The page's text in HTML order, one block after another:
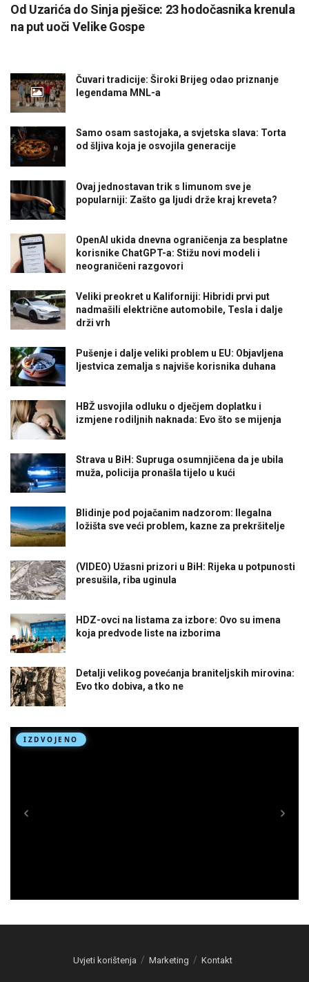
Od Uzarića do Sinja pješice: 23 hodočasnika krenula
na put uoči Velike Gospe
Čuvari tradicije: Široki Brijeg odao priznanje
legendama MNL-a
Samo osam sastojaka, a svjetska slava: Torta
od šljiva koja je osvojila generacije
Ovaj jednostavan trik s limunom sve je
popularniji: Zašto ga ljudi drže kraj kreveta?
OpenAI ukida dnevna ograničenja za besplatne
korisnike ChatGPT-a: Stižu novi modeli i
neograničeni razgovori
Veliki preokret u Kaliforniji: Hibridi prvi put
nadmašili električne automobile, Tesla i dalje
drži vrh
Pušenje i dalje veliki problem u EU: Objavljena
ljestvica zemalja s najviše korisnika duhana
HBŽ usvojila odluku o dječjem doplatku i
izmjene rodiljnih naknada: Evo što se mijenja
Strava u BiH: Supruga osumnjičena da je ubila
muža, policija pronašla tijelo u kući
Blidinje pod pojačanim nadzorom: Ilegalna
ložišta sve veći problem, kazne za prekršitelje
(VIDEO) Užasni prizori u BiH: Rijeka u potpunosti
presušila, riba uginula
HDZ-ovci na listama za izbore: Ovo su imena
koja predvode liste na izborima
Detalji velikog povećanja braniteljskih mirovina:
Evo tko dobiva, a tko ne
Uvjeti korištenja Marketing Kontakt